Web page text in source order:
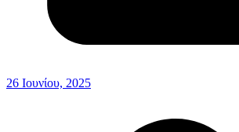
26 Ιουνίου, 2025